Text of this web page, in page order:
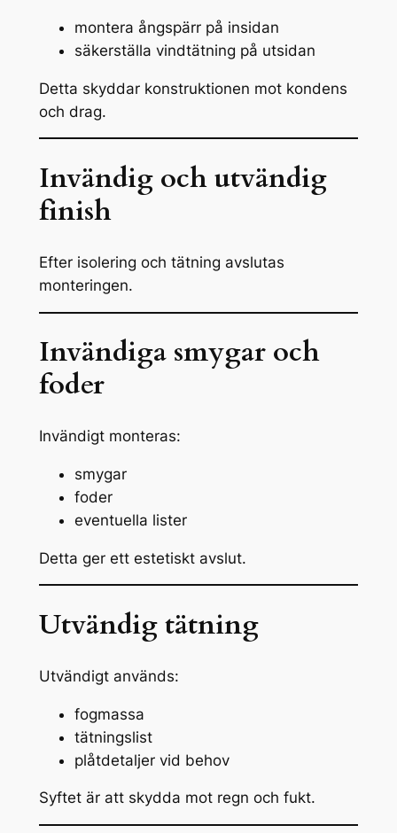
montera ångspärr på insidan
säkerställa vindtätning på utsidan
Detta skyddar konstruktionen mot kondens
och drag.
Invändig och utvändig
finish
Efter isolering och tätning avslutas
monteringen.
Invändiga smygar och
foder
Invändigt monteras:
smygar
foder
eventuella lister
Detta ger ett estetiskt avslut.
Utvändig tätning
Utvändigt används:
fogmassa
tätningslist
plåtdetaljer vid behov
Syftet är att skydda mot regn och fukt.